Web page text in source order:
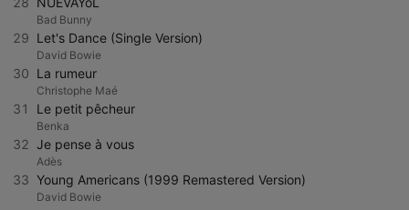
Bad Bunny
29 Let's Dance (Single Version)
David Bowie
30 La rumeur
Christophe Maé
31 Le petit pêcheur
Benka
32 Je pense à vous
Adès
33 Young Americans (1999 Remastered Version)
David Bowie